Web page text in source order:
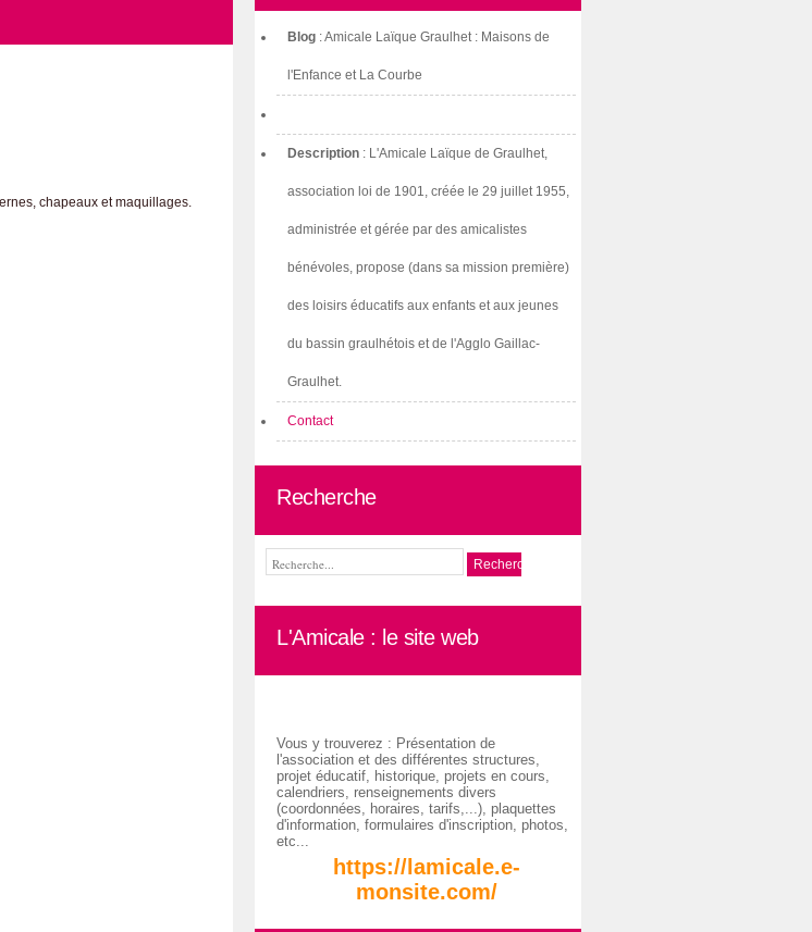
chapeaux et maquillages.
Blog : Amicale Laïque Graulhet : Maisons de
l'Enfance et La Courbe
Description : L'Amicale Laïque de Graulhet,
association loi de 1901, créée le 29 juillet 1955,
administrée et gérée par des amicalistes
bénévoles, propose (dans sa mission première)
des loisirs éducatifs aux enfants et aux jeunes
du bassin graulhétois et de l'Agglo Gaillac-
Graulhet.
Contact
Recherche
L'Amicale : le site web
Vous y trouverez : Présentation de
l'association et des différentes structures,
projet éducatif, historique, projets en cours,
calendriers, renseignements divers
(coordonnées, horaires, tarifs,...), plaquettes
d'information, formulaires d'inscription, photos,
etc...
https://lamicale.e-
monsite.com/